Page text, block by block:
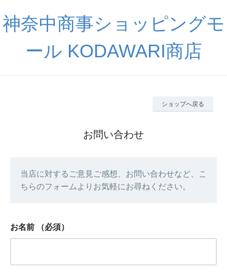
神奈中商事ショッピングモ
ール KODAWARI商店
ショップへ戻る
お問い合わせ
当店に対するご意見ご感想、お問い合わせなど、こ
ちらのフォームよりお気軽にお尋ねください。
お名前 （必須）